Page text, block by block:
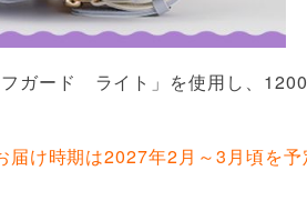
ガード ライト」を使用し、
け時期は2027年2月～3月頃を予